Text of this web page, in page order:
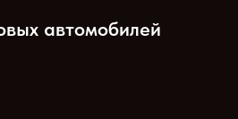
автомобилей